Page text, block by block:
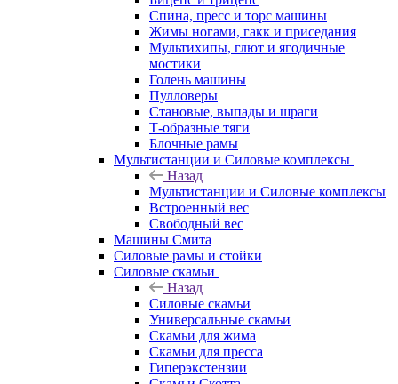
Спина, пресс и торс машины
Жимы ногами, гакк и приседания
Мультихипы, глют и ягодичные
мостики
Голень машины
Пулловеры
Становые, выпады и шраги
Т-образные тяги
Блочные рамы
Мультистанции и Силовые комплексы
Назад
Мультистанции и Силовые комплексы
Встроенный вес
Свободный вес
Машины Смита
Силовые рамы и стойки
Силовые скамьи
Назад
Силовые скамьи
Универсальные скамьи
Скамьи для жима
Скамьи для пресса
Гиперэкстензии